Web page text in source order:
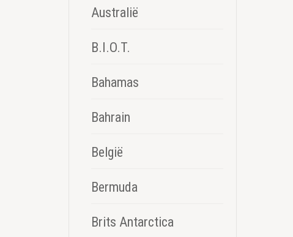
Australië
B.I.O.T.
Bahamas
Bahrain
België
Bermuda
Brits Antarctica